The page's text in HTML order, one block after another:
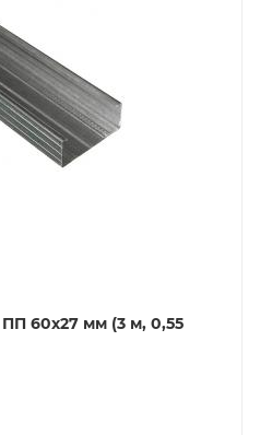
60х27 мм (3 м, 0,55